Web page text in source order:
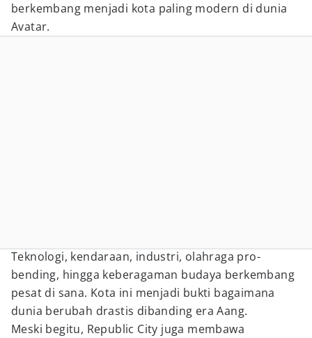
berkembang menjadi kota paling modern di dunia
Avatar.
Teknologi, kendaraan, industri, olahraga pro-
bending, hingga keberagaman budaya berkembang
pesat di sana. Kota ini menjadi bukti bagaimana
dunia berubah drastis dibanding era Aang.
Meski begitu, Republic City juga membawa